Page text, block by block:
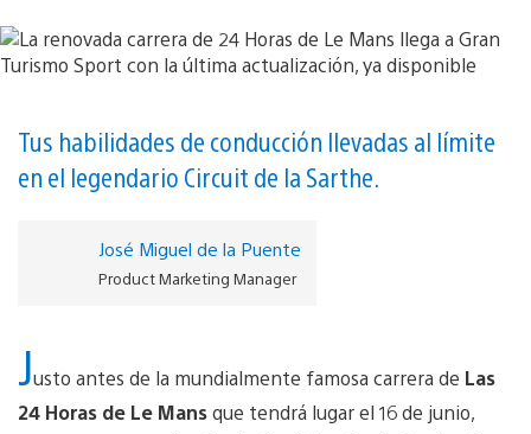
Tus habilidades de conducción llevadas al límite
en el legendario Circuit de la Sarthe.
José Miguel de la Puente
Product Marketing Manager
Justo antes de la mundialmente famosa carrera de Las
24 Horas de Le Mansque tendrá lugar el 16 de junio,